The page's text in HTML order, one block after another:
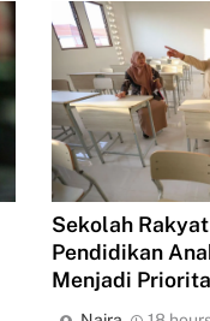
Sekolah
Pendidikan
Menjadi